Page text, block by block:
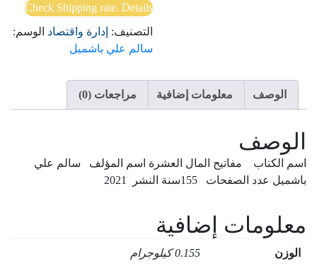
Check Shipping rate. Details
التصنيف: إدارة واقتصاد الوسم:
سالم علي باشميل
الوصف معلومات إضافية مراجعات (0)
الوصف
اسم الكتاب مفاتيح المال العشرة اسم المؤلف سالم علي
باشميل عدد الصفحات 155سنة النشر 2021
معلومات إضافية
الوزن 0.155 كيلوجرام